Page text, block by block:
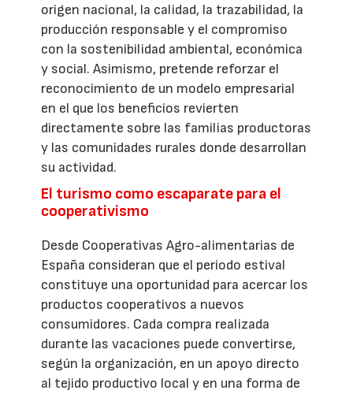
origen nacional, la calidad, la trazabilidad, la
producción responsable y el compromiso
con la sostenibilidad ambiental, económica
y social. Asimismo, pretende reforzar el
reconocimiento de un modelo empresarial
en el que los beneficios revierten
directamente sobre las familias productoras
y las comunidades rurales donde desarrollan
su actividad.
El turismo como escaparate para el
cooperativismo
Desde Cooperativas Agro-alimentarias de
España consideran que el periodo estival
constituye una oportunidad para acercar los
productos cooperativos a nuevos
consumidores. Cada compra realizada
durante las vacaciones puede convertirse,
según la organización, en un apoyo directo
al tejido productivo local y en una forma de